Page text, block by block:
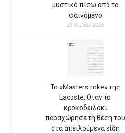
μυστικό πίσω από το
φαινόμενο
23 Ιουλίου 2026
Το «Masterstroke» της
Lacoste: Όταν το
κροκοδειλάκι
παραχώρησε τη θέση του
στα απειλούμενα είδη